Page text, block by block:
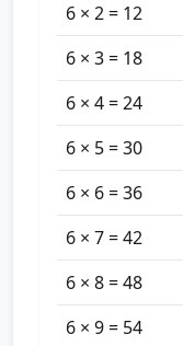
6 × 2 = 12
6 × 3 = 18
6 × 4 = 24
6 × 5 = 30
6 × 6 = 36
6 × 7 = 42
6 × 8 = 48
6 × 9 = 54